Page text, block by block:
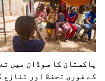
اس کے جواب میں
سلسلہ شروع کیا جس
ممالک براہ راست یا
پاکستان کا سوڈان میں
کے فوری تحفظ اور تنازع